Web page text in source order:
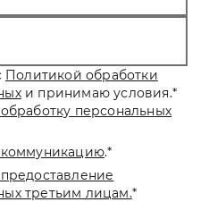
Политикой обработки
и принимаю условия.*
персональных
коммуникацию.*
третьим лицам.*